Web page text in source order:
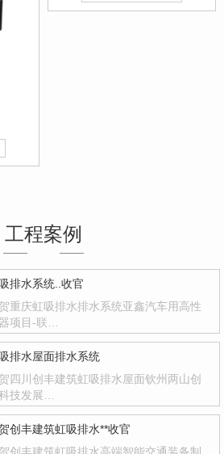
工程案例
排水系统..收官
重庆虹吸排水排水系统亚鑫汽车用高性
项目-联…
排水屋面排水系统
四川创丰建筑虹吸排水屋面钦州两山创
技发展…
创丰建筑虹吸排水**收官